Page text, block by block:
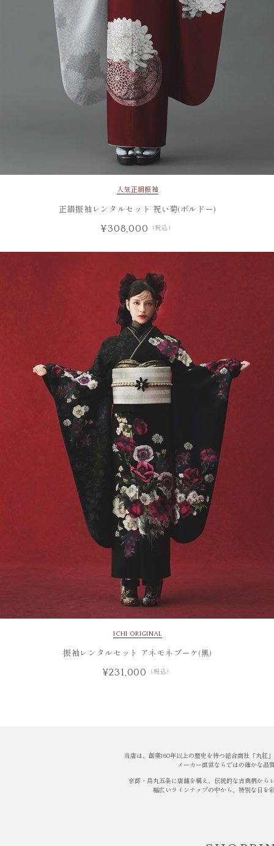
人気 正絹振袖
正絹振袖レンタルセット 祝い菊(ボルドー)
¥308,000 （税込）
ICHI ORIGINAL
振袖レンタルセット アネモネブーケ(黒)
¥231,000 （税込）
当店は、創業160年以上の歴史を持つ総合商社「丸紅
メーカー直営ならではの確かな品
京都・烏丸五条に店舗を構え、伝統的な古典柄から
幅広いラインナップの中から、特別な日を